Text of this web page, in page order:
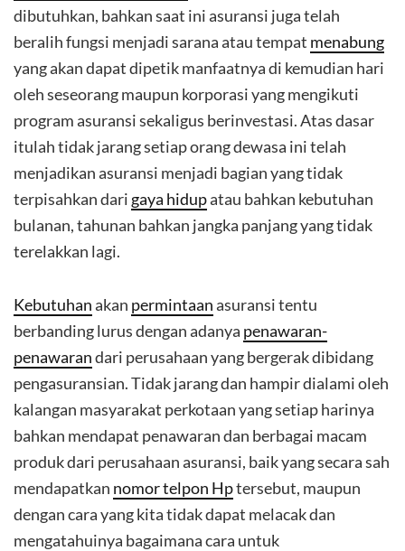
dibutuhkan, bahkan saat ini asuransi juga telah
beralih fungsi menjadi sarana atau tempat menabung
yang akan dapat dipetik manfaatnya di kemudian hari
oleh seseorang maupun korporasi yang mengikuti
program asuransi sekaligus berinvestasi. Atas dasar
itulah tidak jarang setiap orang dewasa ini telah
menjadikan asuransi menjadi bagian yang tidak
terpisahkan dari gaya hidupatau bahkan kebutuhan
bulanan, tahunan bahkan jangka panjang yang tidak
terelakkan lagi.
Kebutuhanakan permintaanasuransi tentu
berbanding lurus dengan adanya penawaran-
penawarandari perusahaan yang bergerak dibidang
pengasuransian. Tidak jarang dan hampir dialami oleh
kalangan masyarakat perkotaan yang setiap harinya
bahkan mendapat penawaran dan berbagai macam
produk dari perusahaan asuransi, baik yang secara sah
mendapatkan nomor telpon Hptersebut, maupun
dengan cara yang kita tidak dapat melacak dan
mengatahuinya bagaimana cara untuk